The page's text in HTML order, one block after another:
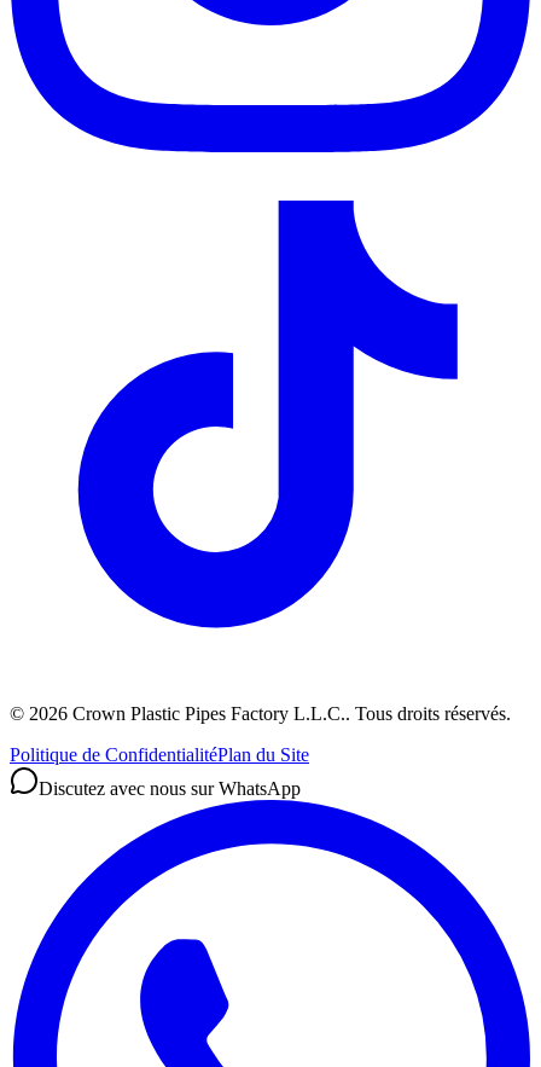
© 2026 Crown Plastic Pipes Factory L.L.C.. Tous droits réservés.
Politique de ConfidentialitéPlan du Site
Discutez avec nous sur WhatsApp